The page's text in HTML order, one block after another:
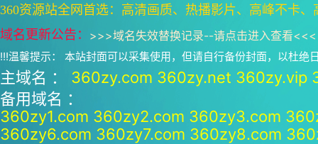
360资源站全网首选：高清画质、热播影片、高峰不卡
域名更新公告： >>>域名失效替换记录--请点击进入查看<<<
!!!温馨提示： 本站封面可以采集使用，但请自行备份封面，以杜绝
主域名 ： 360zy.com 360zy.net 360zy.vip
备用域名 ：
360zy1.com 360zy2.com 360zy3.com
360zy6.com 360zy7.com 360zy8.com